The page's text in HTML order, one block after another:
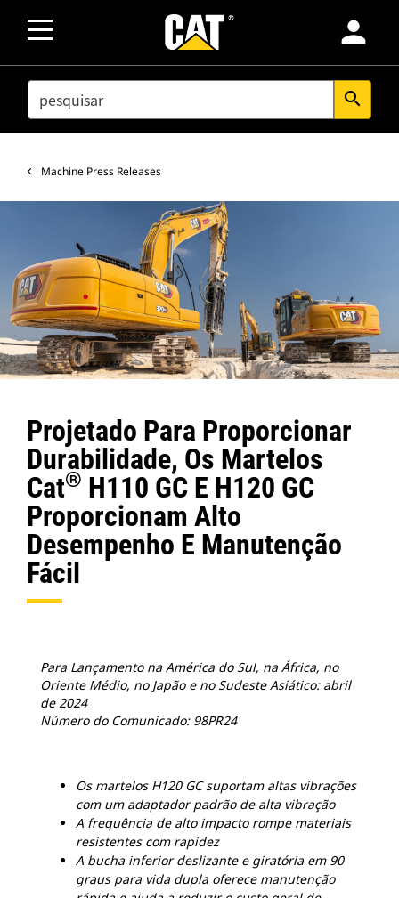
person
SEARCH search
Machine Press Releases
Projetado Para Proporcionar
Durabilidade, Os Martelos
Cat® H110 GC E H120 GC
Proporcionam Alto
Desempenho E Manutenção
Fácil
Para Lançamento na América do Sul, na África, no
Oriente Médio, no Japão e no Sudeste Asiático: abril
de 2024
Número do Comunicado: 98PR24
Os martelos H120 GC suportam altas vibrações
com um adaptador padrão de alta vibração
A frequência de alto impacto rompe materiais
resistentes com rapidez
A bucha inferior deslizante e giratória em 90
graus para vida dupla oferece manutenção